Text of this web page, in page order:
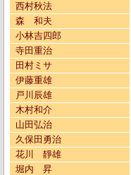
西村秋法
森 和夫
小林吉四郎
寺田重治
田村ミサ
伊藤重雄
戸川辰雄
木村和介
山田弘治
久保田勇治
花川 靜雄
堀内 昇